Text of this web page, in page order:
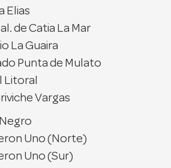
Elias
de Catia La Mar
La Guaira
Punta de Mulato
Litoral
Vargas
Uno (Norte)
Uno (Sur)